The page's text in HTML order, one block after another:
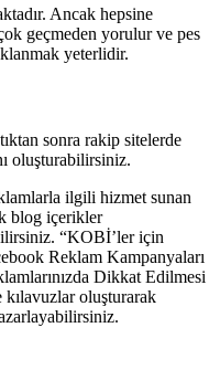
Ancak hepsine
geçmeden yorulur ve pes
yeterlidir.
sonra rakip sitelerde
oluşturabilirsiniz.
ilgili hizmet sunan
blog içerikler
“KOBİ’ler için
Reklam Kampanyaları
Dikkat Edilmesi
kılavuzlar oluşturarak